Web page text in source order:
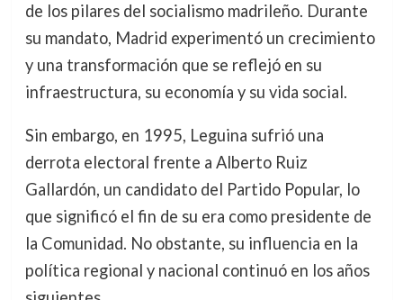
de los pilares del socialismo madrileño. Durante
su mandato, Madrid experimentó un crecimiento
y una transformación que se reflejó en su
infraestructura, su economía y su vida social.
Sin embargo, en 1995, Leguina sufrió una
derrota electoral frente a Alberto Ruiz
Gallardón, un candidato del Partido Popular, lo
que significó el fin de su era como presidente de
la Comunidad. No obstante, su influencia en la
política regional y nacional continuó en los años